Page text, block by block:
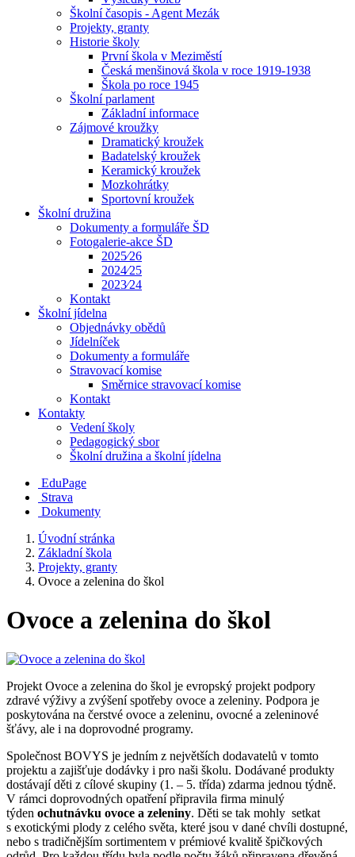
Školní časopis - Agent Mezák
Projekty, granty
Historie školy
První škola v Meziměstí
Česká menšinová škola v roce 1919-1938
Škola po roce 1945
Školní parlament
Základní informace
Zájmové kroužky
Dramatický kroužek
Badatelský kroužek
Keramický kroužek
Mozkohrátky
Sportovní kroužek
Školní družina
Dokumenty a formuláře ŠD
Fotogalerie-akce ŠD
2025⁄26
2024⁄25
2023⁄24
Kontakt
Školní jídelna
Objednávky obědů
Jídelníček
Dokumenty a formuláře
Stravovací komise
Směrnice stravovací komise
Kontakt
Kontakty
Vedení školy
Pedagogický sbor
Školní družina a školní jídelna
EduPage
Strava
Dokumenty
Úvodní stránka
Základní škola
Projekty, granty
Ovoce a zelenina do škol
Ovoce a zelenina do škol
Projekt Ovoce a zelenina do škol je evropský projekt podpory
zdravé výživy a zvýšení spotřeby ovoce a zeleniny. Podpora je
poskytována na čerstvé ovoce a zeleninu, ovocné a zeleninové
šťávy, ale i na doprovodné programy.
Společnost BOVYS je jedním z největších dodavatelů v tomto
projektu a zajišťuje dodávky i pro naši školu. Dodávané produkty
dostávají děti z cílové skupiny (1. – 5. třída) zdarma jednou týdně.
V rámci doprovodných opatření připravila firma minulý
týden ochutnávku ovoce a zeleniny. Děti se tak mohly setkat
s exotickými plody z celého světa, které jsou v dané chvíli dostupné,
nebo s tradičnějším sortimentem v prémiové kvalitě špičkových